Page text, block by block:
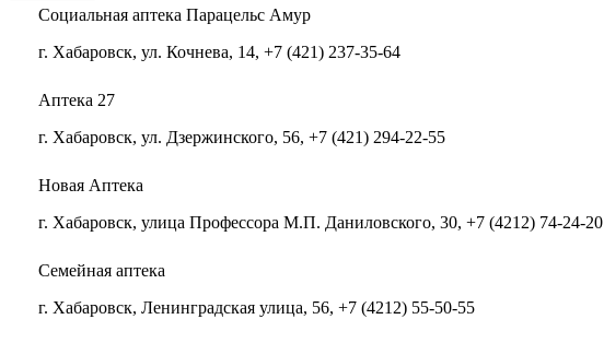
Социальная аптека Парацельс Амур
г. Хабаровск, ул. Кочнева, 14, +7 (421) 237-35-64
Аптека 27
г. Хабаровск, ул. Дзержинского, 56, +7 (421) 294-22-55
Новая Аптека
г. Хабаровск, улица Профессора М.П. Даниловского, 30, +7 (4212) 74-24-20
Семейная аптека
г. Хабаровск, Ленинградская улица, 56, +7 (4212) 55-50-55